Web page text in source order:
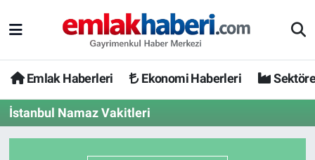
Emlak Haberleri Ekonomi Haberleri
İstanbul Namaz Vakitleri